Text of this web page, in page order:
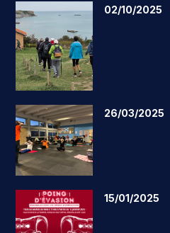
02/10/2025
26/03/2025
15/01/2025